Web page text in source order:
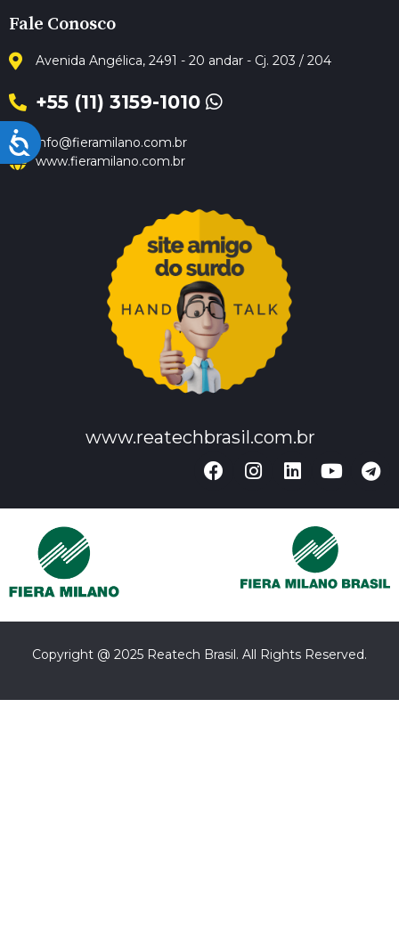
Acessibilidade
Fale Conosco
Avenida Angélica, 2491 - 20 andar - Cj. 203 / 204
+55 (11) 3159-1010
info@fieramilano.com.br
www.fieramilano.com.br
www.reatechbrasil.com.br
Copyright @ 2025 Reatech Brasil. All Rights Reserved.